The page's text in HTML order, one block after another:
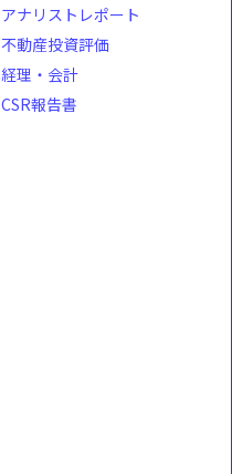
アナリストレポート
不動産投資評価
経理・会計
CSR報告書